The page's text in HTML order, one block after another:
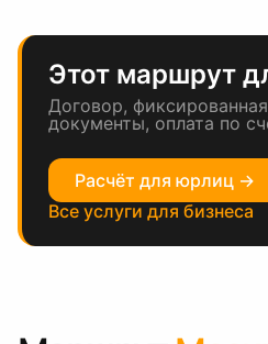
Этот маршрут
Договор,
документы, оплата по
Расчёт для юрлиц →
Все услуги для бизнеса